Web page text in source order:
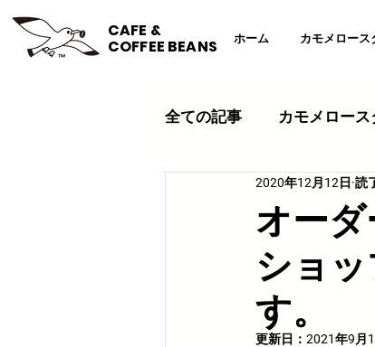
ホーム カモメロース
CAFE &
COFFEE BEANS
全ての記事 カモメロー
コーヒー豆 コーヒ
カモメロースタリ東京
こち亀
オー
ショ
す。
2020年12月12日 読
更新日： 2021年9月1